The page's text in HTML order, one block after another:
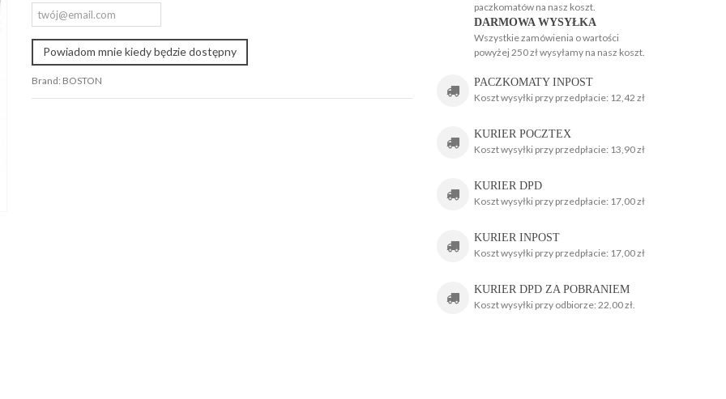
Powiadom mnie kiedy będzie dostępny
Brand: BOSTON
paczkomatów na nasz koszt.
DARMOWA WYSYŁKA
Wszystkie zamówienia o wartości
powyżej 250 zł wysyłamy na nasz koszt.
PACZKOMATY INPOST
Koszt wysyłki przy przedpłacie: 12,42 zł
KURIER POCZTEX
Koszt wysyłki przy przedpłacie: 13,90 zł
KURIER DPD
Koszt wysyłki przy przedpłacie: 17,00 zł
KURIER INPOST
Koszt wysyłki przy przedpłacie: 17,00 zł
KURIER DPD ZA POBRANIEM
Koszt wysyłki przy odbiorze: 22.00 zł.